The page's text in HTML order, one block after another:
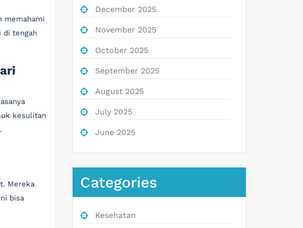
memahami
di tengah
kesulitan
Mereka
bisa
December 2025
November 2025
October 2025
September 2025
August 2025
July 2025
June 2025
Categories
Kesehatan